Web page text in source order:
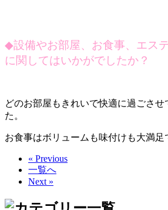
◆設備やお部屋、お食事、エス
に関してはいかがでしたか？
どのお部屋もきれいで快適に過ごさせ
た。
お食事はボリュームも味付けも大満足
« Previous
一覧へ
Next »